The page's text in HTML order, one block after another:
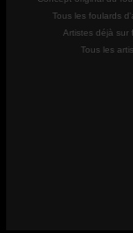
Tous les foulards
Artistes déjà sur
Tous les